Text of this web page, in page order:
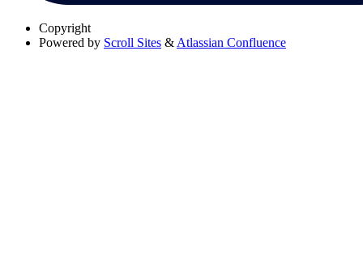
Copyright
Powered by Scroll Sites & Atlassian Confluence